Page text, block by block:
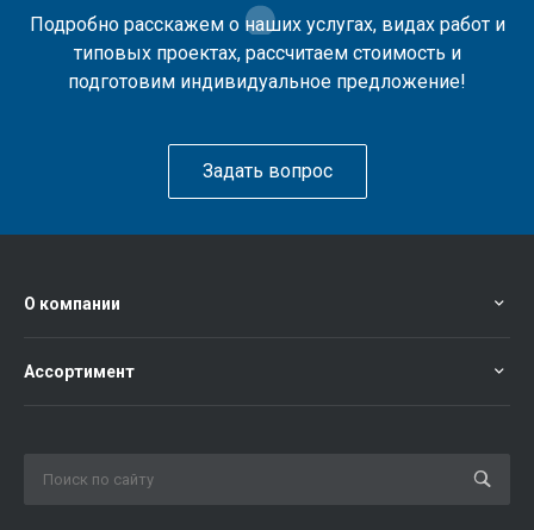
Подробно расскажем о наших услугах, видах работ и
типовых проектах, рассчитаем стоимость и
подготовим индивидуальное предложение!
Задать вопрос
О компании
Ассортимент